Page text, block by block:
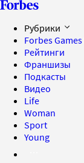
Рубрики
Forbes Games
Рейтинги
Франшизы
Подкасты
Видео
Life
Woman
Sport
Young